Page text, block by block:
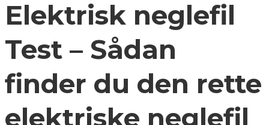
Elektrisk neglefil
Test – Sådan
finder du den rette
elektriske neglefil